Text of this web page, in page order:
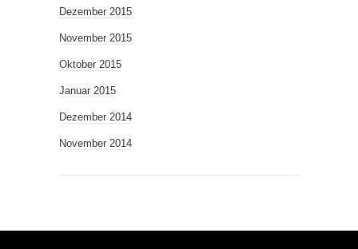
Dezember 2015
November 2015
Oktober 2015
Januar 2015
Dezember 2014
November 2014